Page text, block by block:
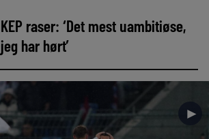
KEP raser: ‘Det mest uambitiøse,
jeg har hørt’
►